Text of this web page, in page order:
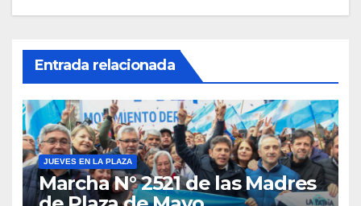
Entrada relacionada
JUEVES EN LA PLAZA
Marcha N° 2521 de las Madres